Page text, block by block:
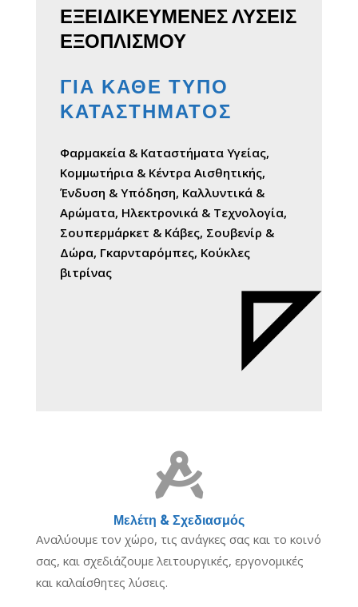
ΕΞΕΙΔΙΚΕΥΜΕΝΕΣ ΛΥΣΕΙΣ
ΕΞΟΠΛΙΣΜΟΥ
ΓΙΑ ΚΑΘΕ ΤΥΠΟ
ΚΑΤΑΣΤΗΜΑΤΟΣ
Φαρμακεία & Καταστήματα Υγείας,
Κομμωτήρια & Κέντρα Αισθητικής,
Ένδυση & Υπόδηση, Καλλυντικά &
Αρώματα, Ηλεκτρονικά & Τεχνολογία,
Σουπερμάρκετ & Κάβες, Σουβενίρ &
Δώρα, Γκαρνταρόμπες, Κούκλες
βιτρίνας

Μελέτη & Σχεδιασμός
Αναλύουμε τον χώρο, τις ανάγκες σας και το κοινό
σας, και σχεδιάζουμε λειτουργικές, εργονομικές
και καλαίσθητες λύσεις.